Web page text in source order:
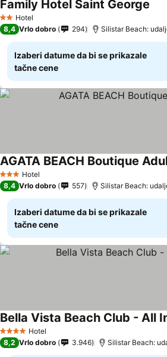
2 Zvezdice
Hotel
Family Hotel Saint George
8,4 Vrlo dobro 294 Silistar Beach:
Izaberi datume da bi se prikazale
tačne cene
3 Zvezdice
Hotel
AGATA BEACH Boutique
8,4 Vrlo dobro 557 Silistar Beach:
Izaberi datume da bi se prikazale
tačne cene
4 ZvezdiceHotel
Bella Vista Beach Club - All
8,2 Vrlo dobro 3.946 Silistar Beach: